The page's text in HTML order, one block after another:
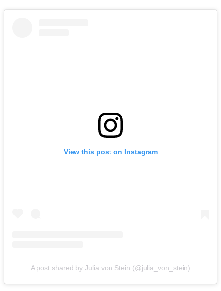
View this post on Instagram
A post shared by Julia von Stein (@julia_von_stein)